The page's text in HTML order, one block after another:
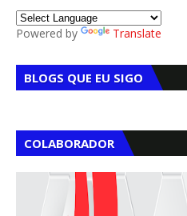
Powered by Translate
BLOGS QUE EU SIGO
COLABORADOR